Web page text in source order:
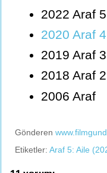
2022 Araf
2020 Araf
2019 Araf
2018 Araf 2
2006 Araf
Gönderen
Etiketler: Araf 5: Aile